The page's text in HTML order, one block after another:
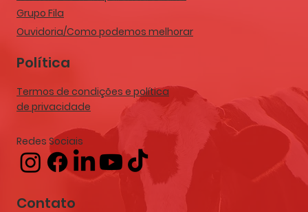
Grupo Fila
Ouvidoria/Como podemos melhorar
Política
Termos de condições e política
de privacidade
Redes Sociais
Contato